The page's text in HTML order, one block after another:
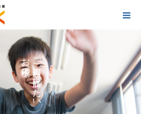
ご
に
け
た
い
お
の
の